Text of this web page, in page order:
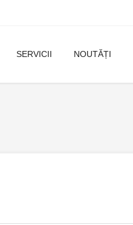
SERVICII NOUTĂȚI